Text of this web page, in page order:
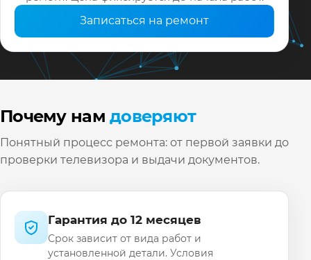
Записаться на ремонт
Почему намдоверяют
Понятный процесс ремонта: от первой заявки до
проверки телевизора и выдачи документов.
Гарантия до 12 месяцев
Срок зависит от вида работ и
установленной детали. Условия